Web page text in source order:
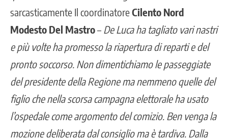
sarcasticamente Il coordinatoreCilento Nord
Modesto Del Mastro– De Luca ha tagliato vari nastri
e più volte ha promesso la riapertura di reparti e del
pronto soccorso. Non dimentichiamo le passeggiate
del presidente della Regione ma nemmeno quelle del
figlio che nella scorsa campagna elettorale ha usato
l’ospedale come argomento del comizio. Ben venga la
mozione deliberata dal consiglio ma è tardiva. Dalla